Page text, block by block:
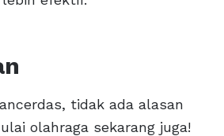
tidak ada alasan
olahraga sekarang juga!